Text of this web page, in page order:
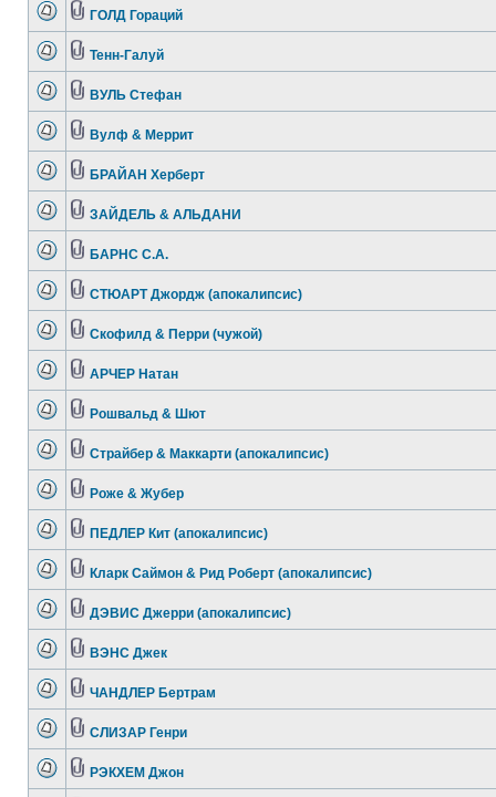
ГОЛД Гораций
Тенн-Галуй
ВУЛЬ Стефан
Вулф & Меррит
БРАЙАН Херберт
ЗАЙДЕЛЬ & АЛЬДАНИ
БАРНС С.А.
СТЮАРТ Джордж (апокалипсис)
Скофилд & Перри (чужой)
АРЧЕР Натан
Рошвальд & Шют
Страйбер & Маккарти (апокалипсис)
Роже & Жубер
ПЕДЛЕР Кит (апокалипсис)
Кларк Саймон & Рид Роберт (апокалипсис)
ДЭВИС Джерри (апокалипсис)
ВЭНС Джек
ЧАНДЛЕР Бертрам
СЛИЗАР Генри
РЭКХЕМ Джон